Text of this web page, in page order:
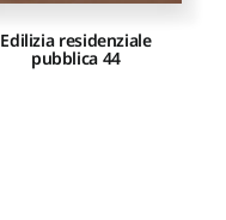
Edilizia residenziale
pubblica 44